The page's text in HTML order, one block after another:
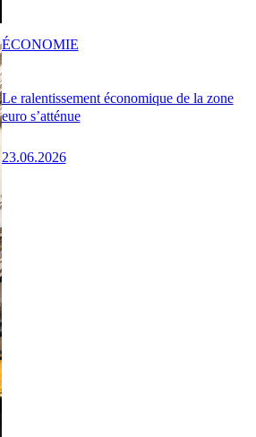
Le ralentissement économique de la zone
euro s’atténue
23.06.2026
ÉCONOMIE